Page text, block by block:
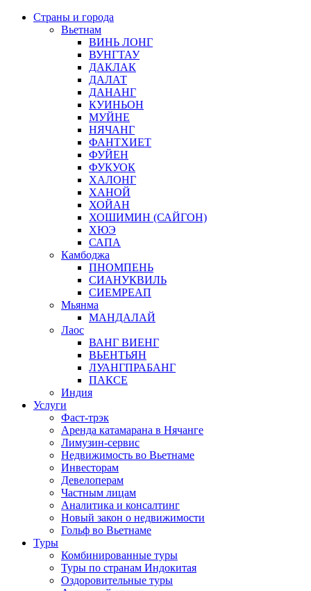
Страны и города
Вьетнам
ВИНЬ ЛОНГ
ВУНГТАУ
ДАКЛАК
ДАЛАТ
ДАНАНГ
КУИНЬОН
МУЙНЕ
НЯЧАНГ
ФАНТХИЕТ
ФУЙЕН
ФУКУОК
ХАЛОНГ
ХАНОЙ
ХОЙАН
ХОШИМИН (САЙГОН)
ХЮЭ
САПА
Камбоджа
ПНОМПЕНЬ
СИАНУКВИЛЬ
СИЕМРЕАП
Мьянма
МАНДАЛАЙ
Лаос
ВАНГ ВИЕНГ
ВЬЕНТЬЯН
ЛУАНГПРАБАНГ
ПАКСЕ
Индия
Услуги
Фаст-трэк
Аренда катамарана в Нячанге
Лимузин-сервис
Недвижимость во Вьетнаме
Инвесторам
Девелоперам
Частным лицам
Аналитика и консалтинг
Новый закон о недвижимости
Гольф во Вьетнаме
Туры
Комбинированные туры
Туры по странам Индокитая
Оздоровительные туры